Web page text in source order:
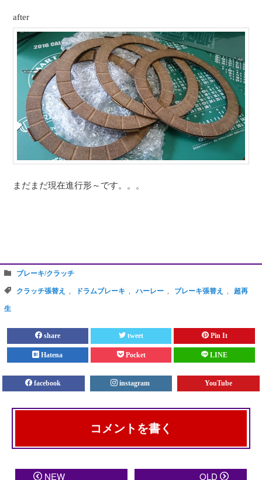
after
まだまだ現在進行形～です。。。
ブレーキ/クラッチ
クラッチ張替え , ドラムブレーキ , ハーレー , ブレーキ張替え , 超再
生
share tweet Pin It
Hatena Pocket LINE
facebook instagram YouTube
コメントを書く
メールアドレスが公開されることはありません。 ※が
NEW OLD